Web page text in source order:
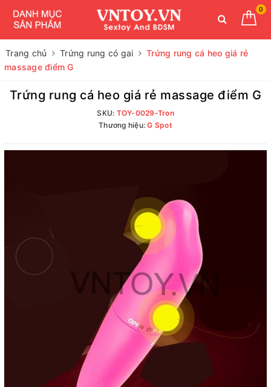
0
Trang chủ Trứng rung có gai
Trứng rung cá heo giá rẻ
massage điểm G
Trứng rung cá heo giá rẻ massage điểm G
SKU: TOY-0029-Tron
Thương hiệu:G Spot